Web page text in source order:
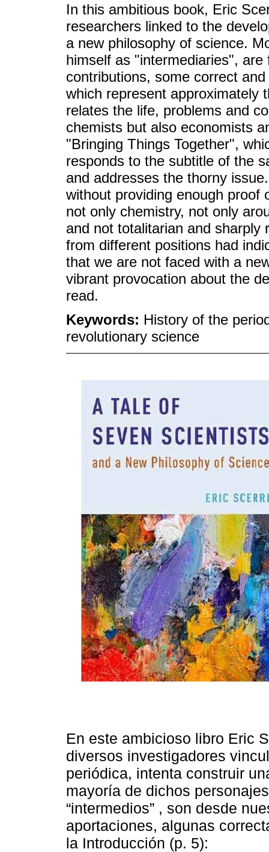
In this ambitious book, Eric
researchers linked to the
a new philosophy of science.
himself as "intermediaries",
contributions, some correct
which represent approximately
relates the life, problems and
chemists but also economists
"Bringing Things Together",
responds to the subtitle of the
and addresses the thorny
without providing enough proof
not only chemistry, not only
and not totalitarian and sharply
from different positions had
that we are not faced with a
vibrant provocation about the
read.
Keywords: History of the
revolutionary science
En este ambicioso libro Eric
diversos investigadores
periódica, intenta construir
mayoría de dichos
“intermedios” , son desde
aportaciones, algunas
la Introducción (p. 5):